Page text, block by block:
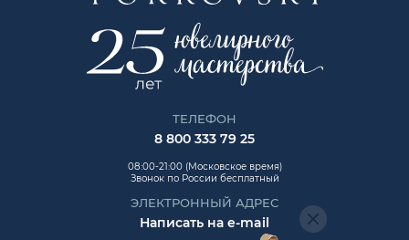
ТЕЛЕФОН
8 800 333 79 25
08:00-21:00 (Московское время)
Звонок по России бесплатный
ЭЛЕКТРОННЫЙ АДРЕС
Написать на e-mail